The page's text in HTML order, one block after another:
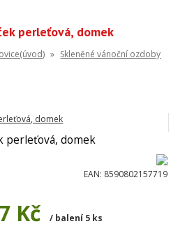
perleťová, domek
» Skleněné vánoční ozdoby
perleťová, domek
EAN: 8590802157719
Kč / balení 5 ks